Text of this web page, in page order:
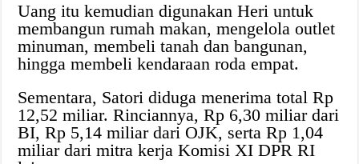
Uang itu kemudian digunakan Heri untuk
membangun rumah makan, mengelola outlet
minuman, membeli tanah dan bangunan,
hingga membeli kendaraan roda empat.
Sementara, Satori diduga menerima total Rp
12,52 miliar. Rinciannya, Rp 6,30 miliar dari
BI, Rp 5,14 miliar dari OJK, serta Rp 1,04
miliar dari mitra kerja Komisi XI DPR RI